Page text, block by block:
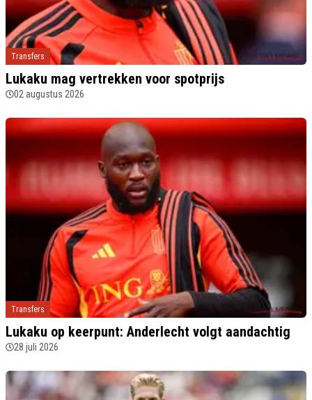
Transfers
Lukaku mag vertrekken voor spotprijs
02 augustus 2026
Transfers
Lukaku op keerpunt: Anderlecht volgt aandachtig
28 juli 2026